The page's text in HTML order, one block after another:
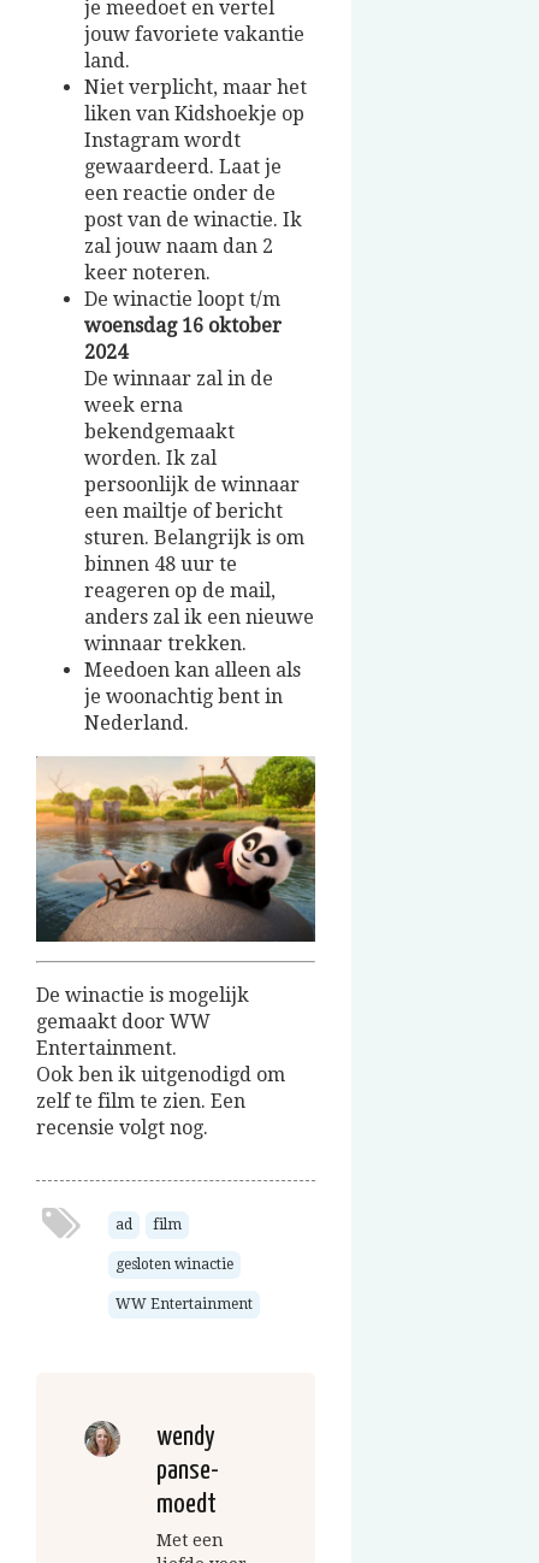
je meedoet en vertel
jouw favoriete vakantie
land.
Niet verplicht, maar het
liken van Kidshoekje op
Instagram wordt
gewaardeerd. Laat je
een reactie onder de
post van de winactie. Ik
zal jouw naam dan 2
keer noteren.
De winactie loopt t/m
woensdag 16 oktober
2024
De winnaar zal in de
week erna
bekendgemaakt
worden. Ik zal
persoonlijk de winnaar
een mailtje of bericht
sturen. Belangrijk is om
binnen 48 uur te
reageren op de mail,
anders zal ik een nieuwe
winnaar trekken.
Meedoen kan alleen als
je woonachtig bent in
Nederland.
De winactie is mogelijk
gemaakt door WW
Entertainment.
Ook ben ik uitgenodigd om
zelf te film te zien. Een
recensie volgt nog.
ad film
gesloten winactie
WW Entertainment
wendy
panse-
moedt
Met een